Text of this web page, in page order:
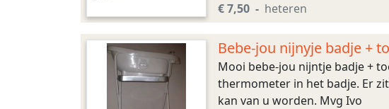
€ 7,50 heteren
Bebe-jou nijnyje badje +
Mooi bebe-jou nijntje badje +
thermometer in het badje. Er
kan van u worden. Mvg Ivo